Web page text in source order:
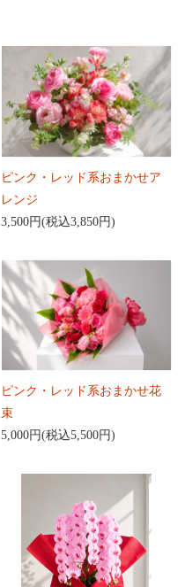
ピンク・レッド系おまかせア
レンジ
3,500円(税込3,850円)
ピンク・レッド系おまかせ花
束
5,000円(税込5,500円)